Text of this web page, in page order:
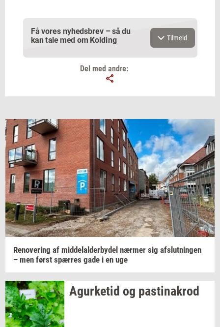
Få vores nyhedsbrev – så du
kan tale med om Kolding
Navn
Jeg vil gerne modtage et nyhedsoverblik, samt
relevante tilbud og brugerfordele på mail. Det er altid
muligt at afmelde.Privatlivspolitik.
Tilmeld
Del med andre:
Renove­ring af mid­delal­der­by­del nær­mer sig af­slut­nin­gen
– men først spær­res gade i en uge
Agur­ke­tid og pa­stina­krod